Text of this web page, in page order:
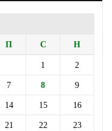
П С Н
1 2
7 8 9
14 15 16
21 22 23